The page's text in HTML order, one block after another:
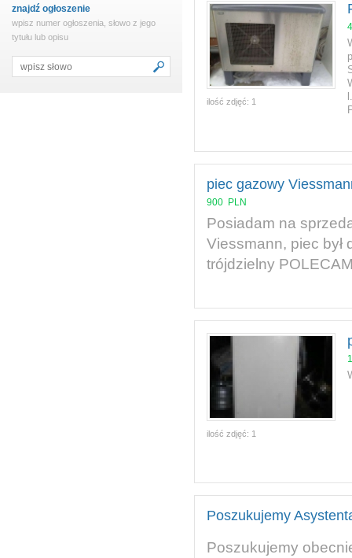
znajdź ogłoszenie
wpisz numer ogłoszenia, słowo z jego
tytułu lub opisu
ilość zdjęć: 1
piec gazowy
900 PLN
Posiadam na
Viessmann, piec
trójdzielny
ilość zdjęć: 1
Poszukujemy
Poszukujemy